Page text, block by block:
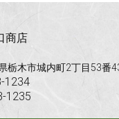
商店
栃木市城内町2丁目53番
1234
1235